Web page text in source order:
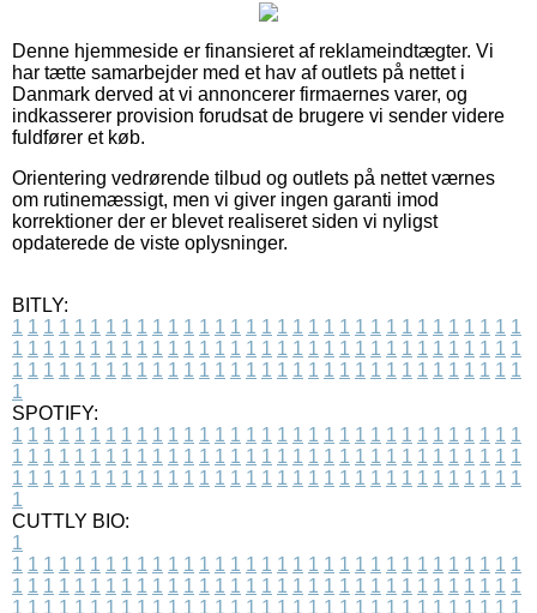
Denne hjemmeside er finansieret af reklameindtægter. Vi
har tætte samarbejder med et hav af outlets på nettet i
Danmark derved at vi annoncerer firmaernes varer, og
indkasserer provision forudsat de brugere vi sender videre
fuldfører et køb.
Orientering vedrørende tilbud og outlets på nettet værnes
om rutinemæssigt, men vi giver ingen garanti imod
korrektioner der er blevet realiseret siden vi nyligst
opdaterede de viste oplysninger.
BITLY:
1 1 1 1 1 1 1 1 1 1 1 1 1 1 1 1 1 1 1 1 1 1 1 1 1 1 1 1 1 1 1 1 1
1 1 1 1 1 1 1 1 1 1 1 1 1 1 1 1 1 1 1 1 1 1 1 1 1 1 1 1 1 1 1 1 1
1 1 1 1 1 1 1 1 1 1 1 1 1 1 1 1 1 1 1 1 1 1 1 1 1 1 1 1 1 1 1 1 1
1
SPOTIFY:
1 1 1 1 1 1 1 1 1 1 1 1 1 1 1 1 1 1 1 1 1 1 1 1 1 1 1 1 1 1 1 1 1
1 1 1 1 1 1 1 1 1 1 1 1 1 1 1 1 1 1 1 1 1 1 1 1 1 1 1 1 1 1 1 1 1
1 1 1 1 1 1 1 1 1 1 1 1 1 1 1 1 1 1 1 1 1 1 1 1 1 1 1 1 1 1 1 1 1
1
CUTTLY BIO:
1
1 1 1 1 1 1 1 1 1 1 1 1 1 1 1 1 1 1 1 1 1 1 1 1 1 1 1 1 1 1 1 1 1
1 1 1 1 1 1 1 1 1 1 1 1 1 1 1 1 1 1 1 1 1 1 1 1 1 1 1 1 1 1 1 1 1
1 1 1 1 1 1 1 1 1 1 1 1 1 1 1 1 1 1 1 1 1 1 1 1 1 1 1 1 1 1 1 1 1